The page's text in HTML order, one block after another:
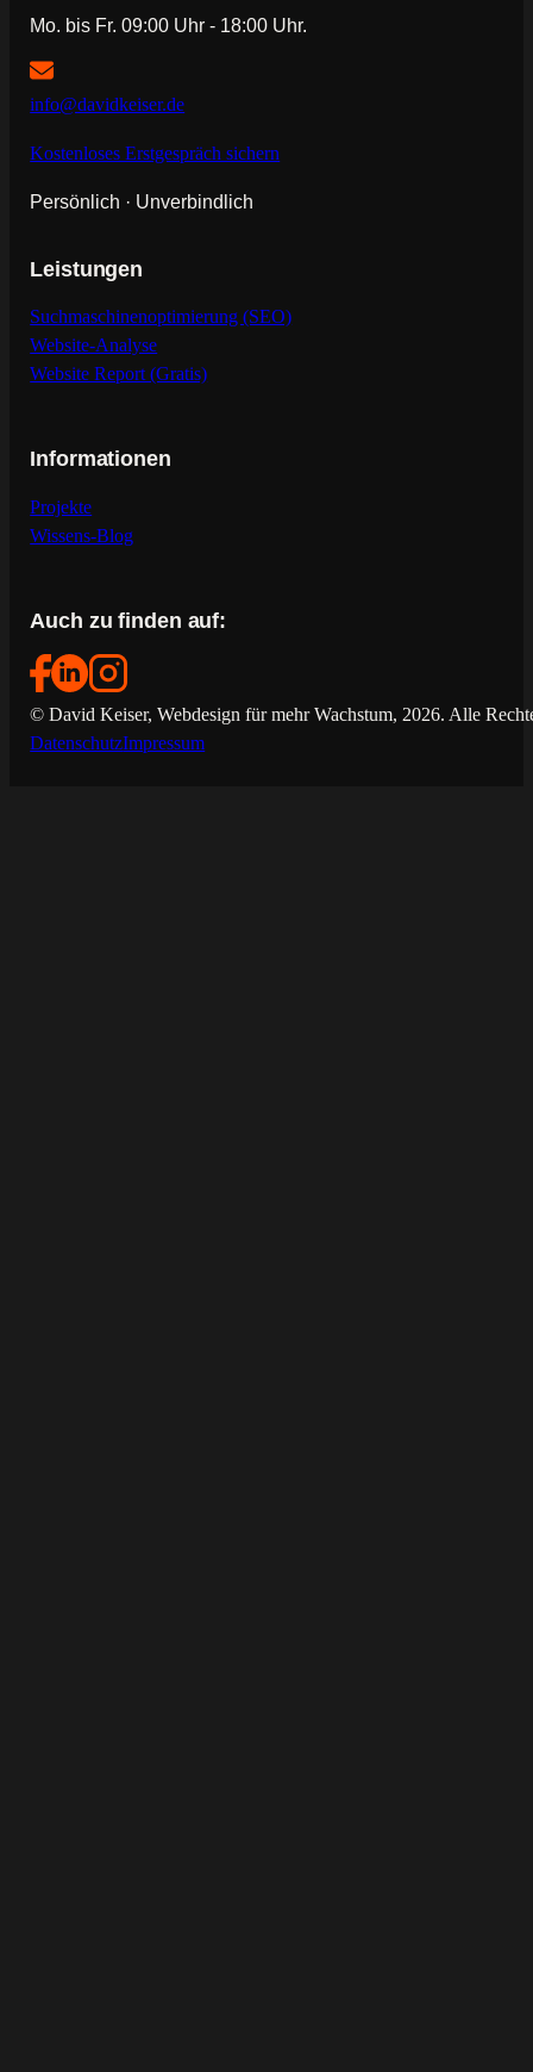
Mo. bis Fr. 09:00 Uhr - 18:00 Uhr.
info@davidkeiser.de
Kostenloses Erstgespräch sichern
Persönlich · Unverbindlich
Leistungen
Suchmaschinenoptimierung (SEO)
Website-Analyse
Website Report (Gratis)
Informationen
Projekte
Wissens-Blog
Auch zu finden auf:
© David Keiser, Webdesign für mehr Wachstum, 2026. Alle
DatenschutzImpressum